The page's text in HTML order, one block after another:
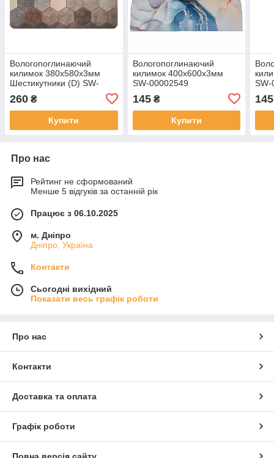
Вологопоглинаючий
килимок 380х580х3мм
Шестикутники (D) SW-
260 ₴
Купити
Вологопоглинаючий
килимок 400х600х3мм
SW-00002549
145₴
Купити
SW-
145
Про нас
Рейтинг не сформований
Менше 5 відгуків за останній рік
Працює з 06.10.2025
м. Дніпро
Дніпро, Україна
Контакти
Сьогодні вихідний
Показати весь графік роботи
Про нас
Контакти
Доставка та оплата
Графік роботи